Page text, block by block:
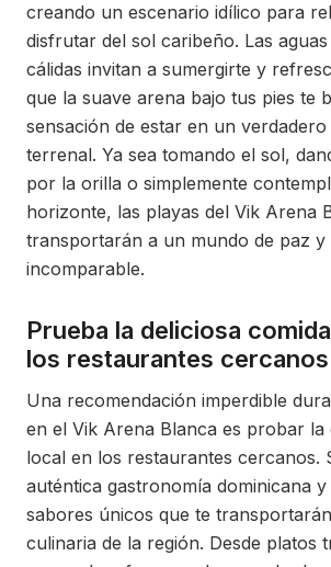
creando un escenario idílico para
disfrutar del sol caribeño. Las
cálidas invitan a sumergirte y
que la suave arena bajo tus pies te
sensación de estar en un
terrenal. Ya sea tomando el sol,
por la orilla o simplemente
horizonte, las playas del Vik Arena
transportarán a un mundo de paz
incomparable.
Prueba la deliciosa
los restaurantes cercanos
Una recomendación imperdible
en el Vik Arena Blanca es probar la
local en los restaurantes cercanos.
auténtica gastronomía dominicana
sabores únicos que te
culinaria de la región. Desde platos